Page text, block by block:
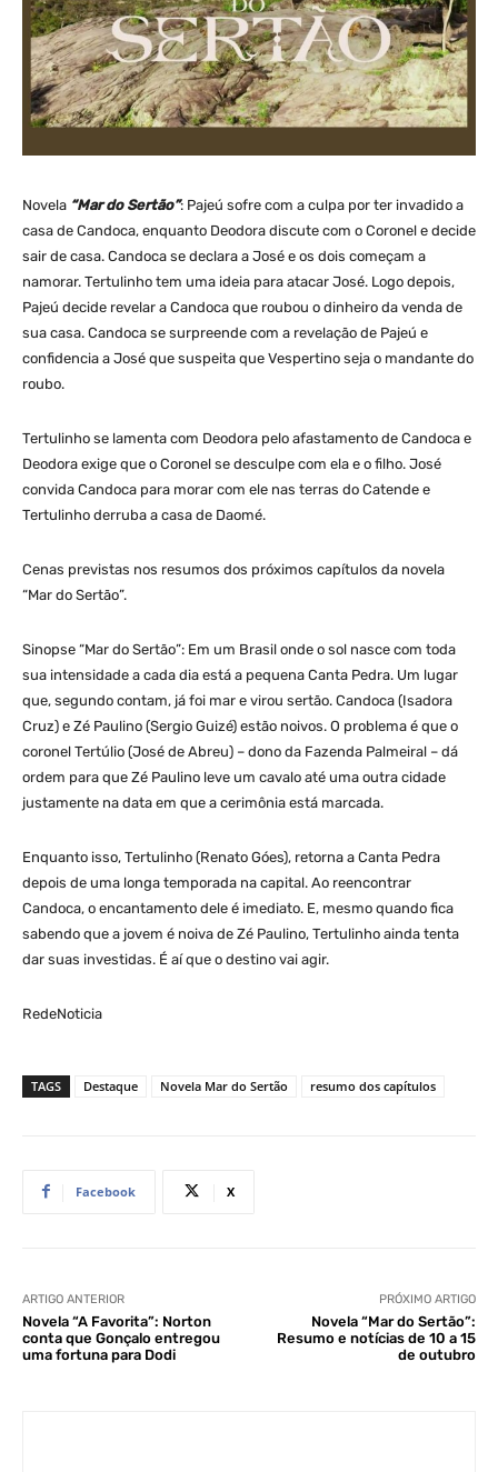
Novela “Mar do Sertão”: Pajeú sofre com a culpa por ter invadido a
casa de Candoca, enquanto Deodora discute com o Coronel e decide
sair de casa. Candoca se declara a José e os dois começam a
namorar. Tertulinho tem uma ideia para atacar José. Logo depois,
Pajeú decide revelar a Candoca que roubou o dinheiro da venda de
sua casa. Candoca se surpreende com a revelação de Pajeú e
confidencia a José que suspeita que Vespertino seja o mandante do
roubo.
Tertulinho se lamenta com Deodora pelo afastamento de Candoca e
Deodora exige que o Coronel se desculpe com ela e o filho. José
convida Candoca para morar com ele nas terras do Catende e
Tertulinho derruba a casa de Daomé.
Cenas previstas nos resumos dos próximos capítulos da novela
“Mar do Sertão”.
Sinopse “Mar do Sertão”: Em um Brasil onde o sol nasce com toda
sua intensidade a cada dia está a pequena Canta Pedra. Um lugar
que, segundo contam, já foi mar e virou sertão. Candoca (Isadora
Cruz) e Zé Paulino (Sergio Guizé) estão noivos. O problema é que o
coronel Tertúlio (José de Abreu) – dono da Fazenda Palmeiral – dá
ordem para que Zé Paulino leve um cavalo até uma outra cidade
justamente na data em que a cerimônia está marcada.
Enquanto isso, Tertulinho (Renato Góes), retorna a Canta Pedra
depois de uma longa temporada na capital. Ao reencontrar
Candoca, o encantamento dele é imediato. E, mesmo quando fica
sabendo que a jovem é noiva de Zé Paulino, Tertulinho ainda tenta
dar suas investidas. É aí que o destino vai agir.
RedeNoticia
TAGS Destaque Novela Mar do Sertão resumo dos capítulos
Facebook X
ARTIGO ANTERIOR
Novela “A Favorita”: Norton
conta que Gonçalo entregou
uma fortuna para Dodi
PRÓXIMO ARTIGO
Novela “Mar do Sertão”:
Resumo e notícias de 10 a 15
de outubro